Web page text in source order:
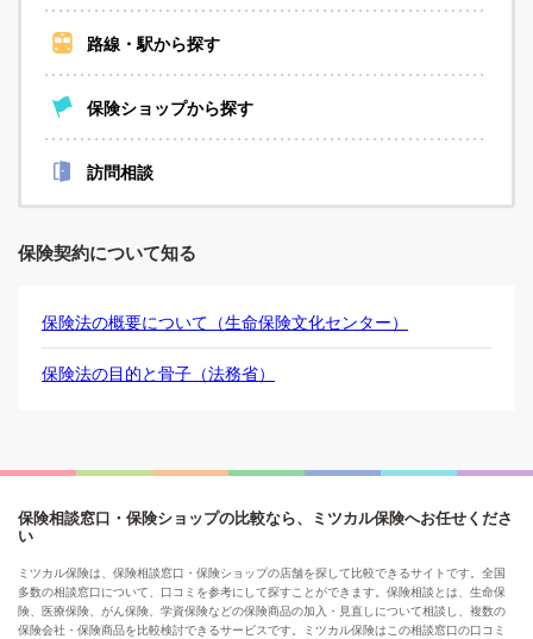
路線・駅から探す
保険ショップから探す
訪問相談
保険契約について知る
保険法の概要について（生命保険文化センター）
保険法の目的と骨子（法務省）
保険相談窓口・保険ショップの比較なら、ミツカル保険へお任せくださ
い
ミツカル保険は、保険相談窓口・保険ショップの店舗を探して比較できるサイトです。全国
多数の相談窓口について、口コミを参考にして探すことができます。保険相談とは、生命保
険、医療保険、がん保険、学資保険などの保険商品の加入・見直しについて相談し、複数の
保険会社・保険商品を比較検討できるサービスです。ミツカル保険はこの相談窓口の口コミ